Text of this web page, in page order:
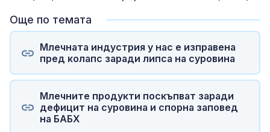
Още по темата
Млечната индустрия у нас е изправена
пред колапс заради липса на суровина
Млечните продукти поскъпват заради
дефицит на суровина и спорна заповед
на БАБХ